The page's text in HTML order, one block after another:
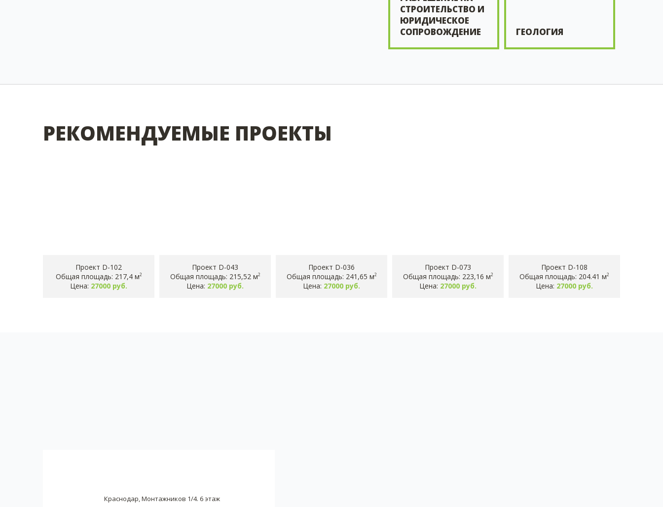
СТРОИТЕЛЬСТВО И
ЮРИДИЧЕСКОЕ
СОПРОВОЖДЕНИЕ
ГЕОЛОГИЯ
РЕКОМЕНДУЕМЫЕ ПРОЕКТЫ
Проект D-102
Общая площадь: 217,4 м2
Цена: 27000 руб.
Проект D-043
Общая площадь: 215,52 м2
Цена: 27000 руб.
Проект D-036
Общая площадь: 241,65 м2
Цена: 27000 руб.
Проект D-073
Общая площадь: 223,16 м2
Цена: 27000 руб.
Проект D-108
Общая площадь: 204.41 м2
Цена: 27000 руб.
Краснодар, Монтажников 1/4. 6 этаж